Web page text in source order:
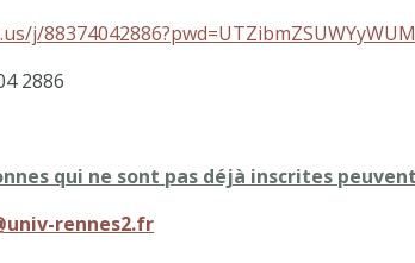
j/
2886
qui ne sont pas déjà inscrites
rennes2.fr